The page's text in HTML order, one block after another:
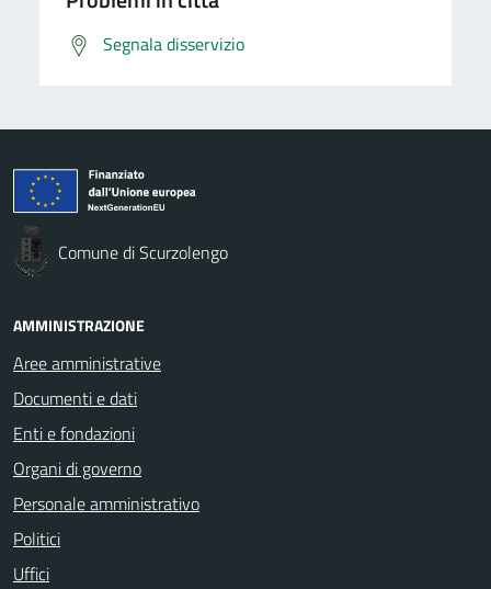
Segnala disservizio
Comune di Scurzolengo
AMMINISTRAZIONE
Aree amministrative
Documenti e dati
Enti e fondazioni
Organi di governo
Personale amministrativo
Politici
Uffici